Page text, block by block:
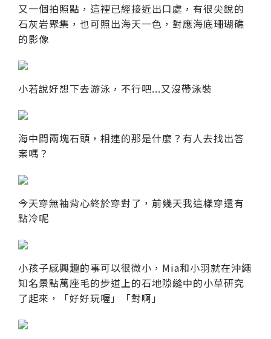
又一個拍照點，這裡已經接近出口處，有很尖銳的
石灰岩聚集，也可照出海天一色，對應海底珊瑚礁
的影像
小若說好想下去游泳，不行吧...又沒帶泳裝
海中間兩塊石頭，相連的那是什麼？有人去找出答
案嗎？
今天穿無袖背心終於穿對了，前幾天我這樣穿還有
點冷呢
小孩子感興趣的事可以很微小，Mia和小羽就在沖繩
知名景點萬座毛的步道上的石地隙縫中的小草研究
了起來，「好好玩喔」「對啊」